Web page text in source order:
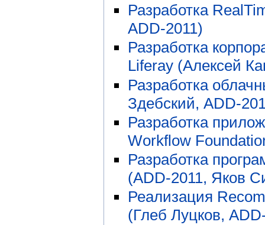
Разработка
ADD-2011)
Разработка
Liferay (Алексей
Разработка
Здебский, ADD-
Разработка
Workflow
Разработка
(ADD-2011, Яков
Реализация
(Глеб Луцков,